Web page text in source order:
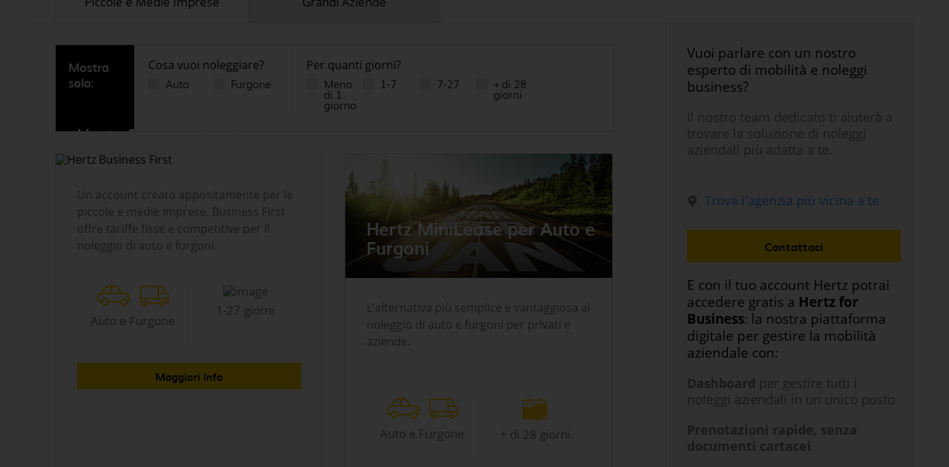
Mostra
solo:
Cosa vuoi noleggiare?
Auto
Furgone
Per quanti giorni?
Meno
di 1
giorno
1-7 7-27 + di 28
giorni
Hertz Business First
Un account creato appositamente per le
piccole e medie imprese. Business First
offre tariffe fisse e competitive per il
noleggio di auto e furgoni.
Auto e Furgone
1-27 giorni
Maggiori Info
Hertz MiniLease per Auto e
Furgoni
L'alternativa più semplice e vantaggiosa al
noleggio di auto e furgoni per privati e
aziende.
Auto e Furgone + di 28 giorni
Vuoi parlare con un nostro
esperto di mobilità e noleggi
business?
Il nostro team dedicato ti aiuterà a
trovare la soluzione di noleggi
aziendali più adatta a te.
Trova l'agenzia più vicina a te
Contattaci
E con il tuo account Hertz potrai
accedere gratis a Hertz for
Business: la nostra piattaforma
digitale per gestire la mobilità
aziendale con:
Dashboard per gestire tutti i
noleggi aziendali in un unico posto
Prenotazioni rapide, senza
documenti cartacei